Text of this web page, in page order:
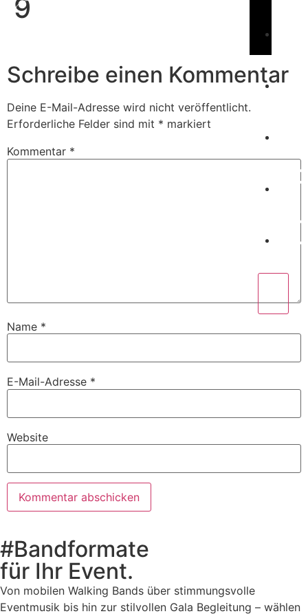
9
Schreibe einen Kommentar
Deine E-Mail-Adresse wird nicht veröffentlicht.
Erforderliche Felder sind mit * markiert
Kommentar *
Name *
E-Mail-Adresse *
Website
#Bandformate
für Ihr Event.
Von mobilen Walking Bands über stimmungsvolle
Eventmusik bis hin zur stilvollen Gala Begleitung – wählen